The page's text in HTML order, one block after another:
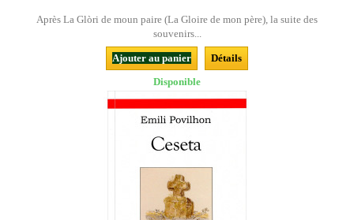
Après La Glòri de moun paire (La Gloire de mon père), la suite des
souvenirs...
Ajouter au panier
Détails
Disponible